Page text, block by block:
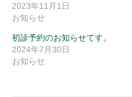
2023年11月1日
お知らせ
初診予約のお知らせてす。
2024年7月30日
お知らせ